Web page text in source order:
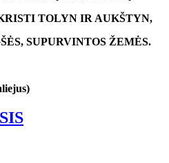
TOLYN IR AUKŠTYN,
SUPURVINTOS ŽEMĖS.